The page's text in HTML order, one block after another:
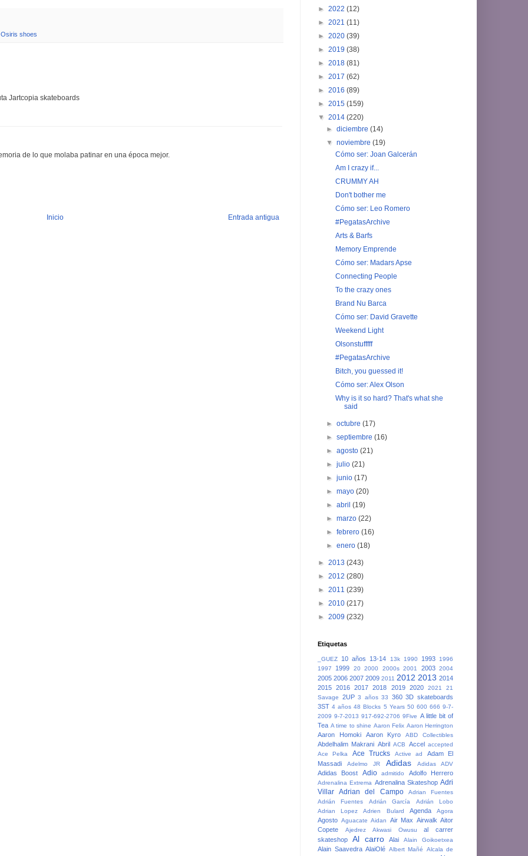
Osiris shoes
Jartcopia skateboards
de lo que molaba patinar en una época mejor.
Entrada antigua
Inicio
► 2022 (12)
► 2021 (11)
► 2020 (39)
► 2019 (38)
► 2018 (81)
► 2017 (62)
► 2016 (89)
► 2015 (159)
▼ 2014 (220)
►diciembre(14)
▼noviembre(19)
Cómo ser: Joan Galcerán
Am I crazy if...
CRUMMY AH
Don't bother me
Cómo ser: Leo Romero
#PegatasArchive
Arts & Barfs
Memory Emprende
Cómo ser: Madars Apse
Connecting People
To the crazy ones
Brand Nu Barca
Cómo ser: David Gravette
Weekend Light
Olsonstufffff
#PegatasArchive
Bitch, you guessed it!
Cómo ser: Alex Olson
Why is it so hard? That's what she
said
►octubre(17)
►septiembre(16)
►agosto(21)
►julio(21)
►junio(17)
►mayo(20)
►abril(19)
►marzo(22)
►febrero(16)
►enero(18)
► 2013 (243)
► 2012 (280)
► 2011 (239)
► 2010 (217)
► 2009 (232)
Etiquetas
_GUEZ 10 años 13-14 13k 1990 1993
1996
1997
1999 20 2000 2000s 2001 2003 2004
2005 2006 2007 2009 2011 2012 2013 2014
2015 2016 2017 2018 2019 2020 2021
21
Savage
2UP 3 años 33 360 3D skateboards
3ST 4 años 48 Blocks 5 Years 50 600 666 9-7-
2009 9-7-2013 917-692-2706 9Five A little bit of
Tea A time to shine Aaron Felix Aaron Herrington
Aaron Homoki Aaron Kyro ABD Collectibles
Abdelhalim Makrani Abril ACB Accel accepted
Ace Pelka
Ace Trucks Active ad
Adam El
Massadi
Adelmo JR Adidas Adidas ADV
Adidas Boost Adio admitido Adolfo Herrero
Adrenalina Extrema Adrenalina Skateshop Adri
Villar Adrian del Campo
Adrian Fuentes
Adrián Fuentes
Adrián García
Adrián Lobo
Adrian Lopez
Adrien Bulard Agenda Agora
Agosto Aguacate Aidan Air Max Airwalk Aitor
Copete
Ajedrez Akwasi Owusu
al carrer
skateshop
Al carro Alai Alain Goikoetxea
Alain Saavedra AlaiOlé Albert Mañé
Alcala de